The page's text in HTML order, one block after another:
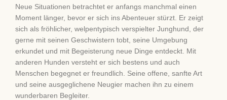
Neue Situationen betrachtet er anfangs manchmal einen
Moment länger, bevor er sich ins Abenteuer stürzt. Er zeigt
sich als fröhlicher, welpentypisch verspielter Junghund, der
gerne mit seinen Geschwistern tobt, seine Umgebung
erkundet und mit Begeisterung neue Dinge entdeckt. Mit
anderen Hunden versteht er sich bestens und auch
Menschen begegnet er freundlich. Seine offene, sanfte Art
und seine ausgeglichene Neugier machen ihn zu einem
wunderbaren Begleiter.